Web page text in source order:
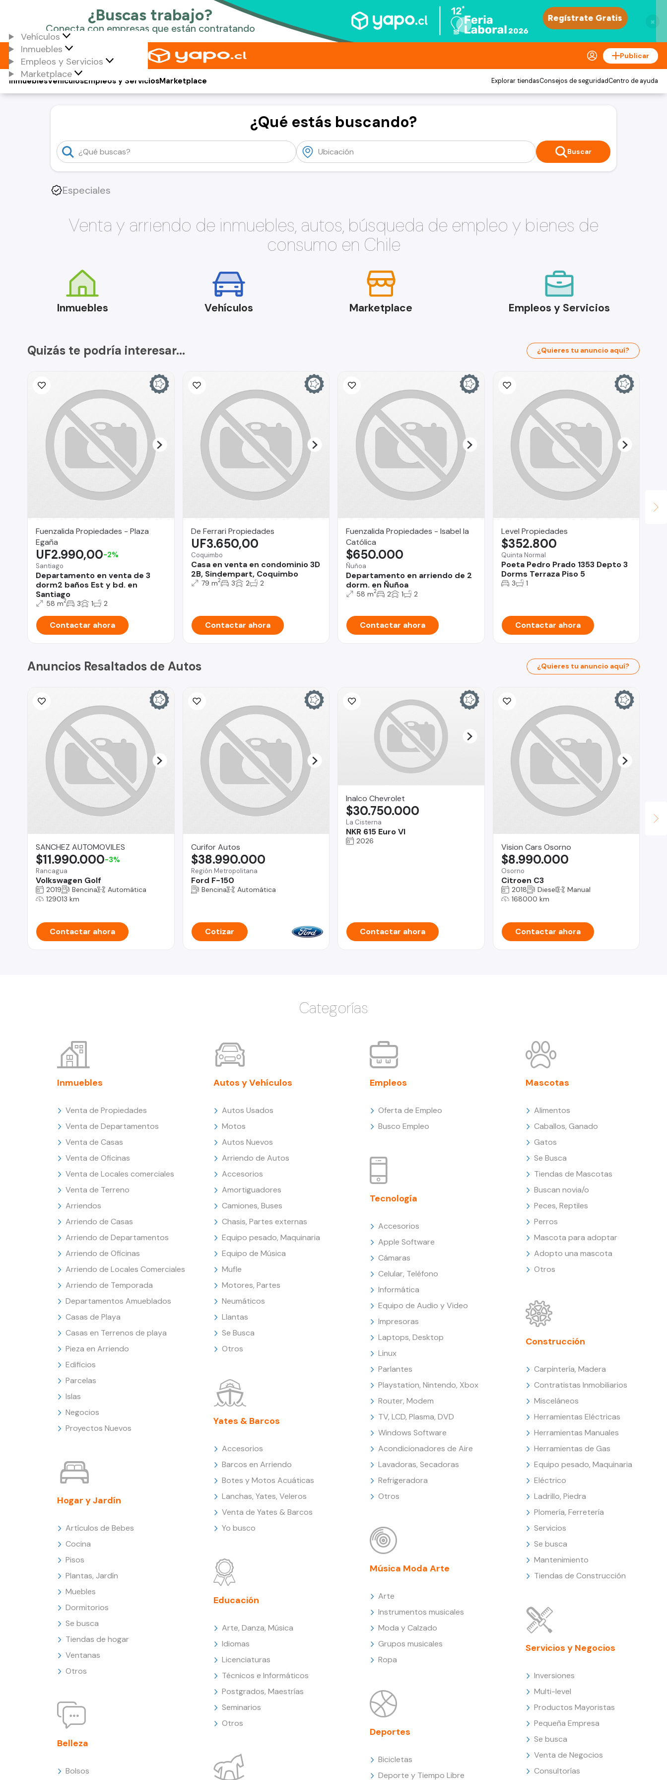
×
Vehículos
Inmuebles
Empleos y Servicios
Marketplace
Publicar
Vehículos
Inmuebles Empleos y ServiciosMarketplace Explorar tiendasConsejos de seguridadCentro de ayuda
¿Qué estás buscando?
Buscar
Especiales
Venta y arriendo de inmuebles, autos, búsqueda de empleo y bienes de
consumo en Chile
Inmuebles Vehículos Marketplace Empleos y Servicios
Quizás te podría interesar... ¿Quieres tu anuncio aquí?
Fuenzalida Propiedades - Plaza
Egaña
Santiago
Departamento en venta de 3
dorm2 baños Est y bd. en
Santiago
UF2.990,00-2%
58 m2 3 1 2
Contactar ahora
De Ferrari Propiedades
Coquimbo
Casa en venta en condominio 3D
2B, Sindempart, Coquimbo
UF3.650,00
79 m2 3 2 2
Contactar ahora
Fuenzalida Propiedades - Isabel la
Católica
Ñuñoa
Departamento en arriendo de 2
dorm. en Ñuñoa
$650.000
58 m2 2 1 2
Contactar ahora
Level Propiedades
Quinta Normal
Poeta Pedro Prado 1353 Depto 3
Dorms Terraza Piso 5
$352.800
3 1
Contactar ahora
Anuncios Resaltados de Autos ¿Quieres tu anuncio aquí?
SANCHEZ AUTOMOVILES
Rancagua
Volkswagen Golf
$11.990.000-3%
2019 Bencina
Automática
129013 km
Contactar ahora
Curifor Autos
Región Metropolitana
Ford F-150
$38.990.000
Bencina Automática
Cotizar
Inalco Chevrolet
La Cisterna
NKR 615 Euro VI
$30.750.000
2026
Contactar ahora
Vision Cars Osorno
Osorno
Citroen C3
$8.990.000
2018 Diesel
Manual
168000 km
Contactar ahora
Categorías
Inmuebles
Venta de Propiedades
Venta de Departamentos
Venta de Casas
Venta de Oficinas
Venta de Locales comerciales
Venta de Terreno
Arriendos
Arriendo de Casas
Arriendo de Departamentos
Arriendo de Oficinas
Arriendo de Locales Comerciales
Arriendo de Temporada
Departamentos Amueblados
Casas de Playa
Casas en Terrenos de playa
Pieza en Arriendo
Edificios
Parcelas
Islas
Negocios
Proyectos Nuevos
Hogar y Jardín
Artículos de Bebes
Cocina
Pisos
Plantas, Jardín
Muebles
Dormitorios
Se busca
Tiendas de hogar
Ventanas
Otros
Belleza
Bolsos
Autos y Vehículos
Autos Usados
Motos
Autos Nuevos
Arriendo de Autos
Accesorios
Amortiguadores
Camiones, Buses
Chasis, Partes externas
Equipo pesado, Maquinaria
Equipo de Música
Mufle
Motores, Partes
Neumáticos
Llantas
Se Busca
Otros
Yates & Barcos
Accesorios
Barcos en Arriendo
Botes y Motos Acuáticas
Lanchas, Yates, Veleros
Venta de Yates & Barcos
Yo busco
Educación
Arte, Danza, Música
Idiomas
Licenciaturas
Técnicos e Informáticos
Postgrados, Maestrías
Seminarios
Otros
Empleos
Oferta de Empleo
Busco Empleo
Tecnología
Accesorios
Apple Software
Cámaras
Celular, Teléfono
Informática
Equipo de Audio y Video
Impresoras
Laptops, Desktop
Linux
Parlantes
Playstation, Nintendo, Xbox
Router, Modem
TV, LCD, Plasma, DVD
Windows Software
Acondicionadores de Aire
Lavadoras, Secadoras
Refrigeradora
Otros
Música Moda Arte
Arte
Instrumentos musicales
Moda y Calzado
Grupos musicales
Ropa
Deportes
Bicicletas
Deporte y Tiempo Libre
Mascotas
Alimentos
Caballos, Ganado
Gatos
Se Busca
Tiendas de Mascotas
Buscan novia/o
Peces, Reptiles
Perros
Mascota para adoptar
Adopto una mascota
Otros
Construcción
Carpintería, Madera
Contratistas Inmobiliarios
Misceláneos
Herramientas Eléctricas
Herramientas Manuales
Herramientas de Gas
Equipo pesado, Maquinaria
Eléctrico
Ladrillo, Piedra
Plomería, Ferretería
Servicios
Se busca
Mantenimiento
Tiendas de Construcción
Servicios y Negocios
Inversiones
Multi-level
Productos Mayoristas
Pequeña Empresa
Se busca
Venta de Negocios
Consultorías